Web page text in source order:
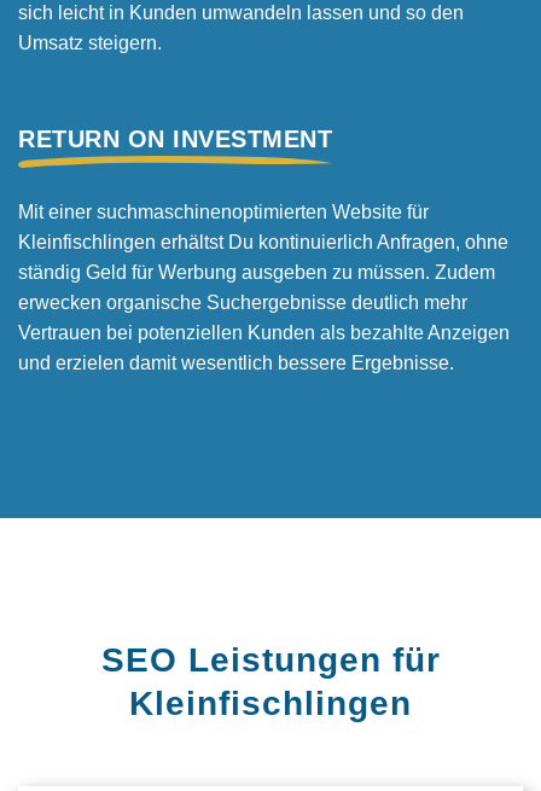
sich leicht in Kunden umwandeln lassen und so den
Umsatz steigern.
RETURN ON INVESTMENT
Mit einer suchmaschinen­optimierten Website für
Kleinfischlingen erhältst Du kontinuierlich Anfragen, ohne
ständig Geld für Werbung ausgeben zu müssen. Zudem
erwecken organische Suchergebnisse deutlich mehr
Vertrauen bei potenziellen Kunden als bezahlte Anzeigen
und erzielen damit wesentlich bessere Ergebnisse.
SEO Leistungen für
Kleinfischlingen